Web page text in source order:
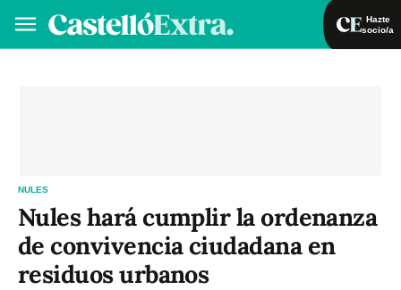
Hazte
socio/a
NULES
Nules hará cumplir la ordenanza
de convivencia ciudadana en
residuos urbanos